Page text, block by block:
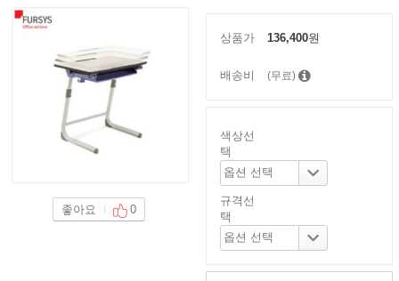
좋아요 0
상품가 136,400원
배송비 (무료)
색상선
택
규격선
택